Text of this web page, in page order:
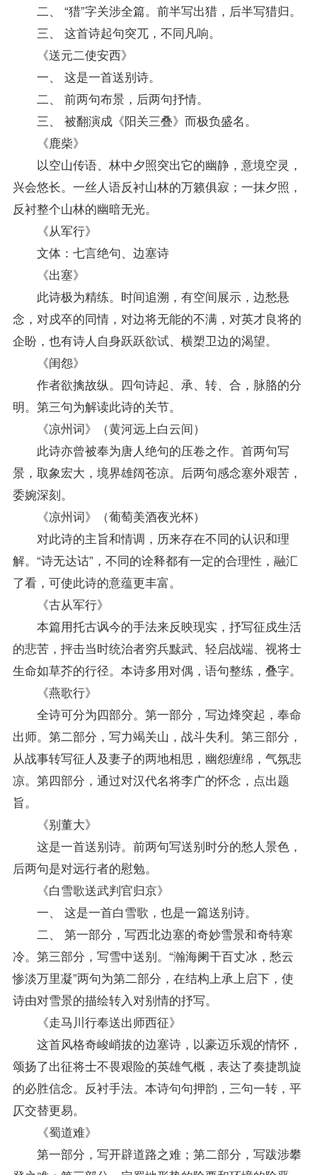
二、 “猎”字关涉全篇。前半写出猎，后半写猎归。
三、 这首诗起句突兀，不同凡响。
《送元二使安西》
一、 这是一首送别诗。
二、 前两句布景，后两句抒情。
三、 被翻演成《阳关三叠》而极负盛名。
《鹿柴》
以空山传语、林中夕照突出它的幽静，意境空灵，
兴会悠长。一丝人语反衬山林的万籁俱寂；一抹夕照，
反衬整个山林的幽暗无光。
《从军行》
文体：七言绝句、边塞诗
《出塞》
此诗极为精练。时间追溯，有空间展示，边愁悬
念，对戍卒的同情，对边将无能的不满，对英才良将的
企盼，也有诗人自身跃跃欲试、横槊卫边的渴望。
《闺怨》
作者欲擒故纵。四句诗起、承、转、合，脉胳的分
明。第三句为解读此诗的关节。
《凉州词》（黄河远上白云间）
此诗亦曾被奉为唐人绝句的压卷之作。首两句写
景，取象宏大，境界雄阔苍凉。后两句感念塞外艰苦，
委婉深刻。
《凉州词》（葡萄美酒夜光杯）
对此诗的主旨和情调，历来存在不同的认识和理
解。“诗无达诂”，不同的诠释都有一定的合理性，融汇
了看，可使此诗的意蕴更丰富。
《古从军行》
本篇用托古讽今的手法来反映现实，抒写征戍生活
的悲苦，抨击当时统治者穷兵黩武、轻启战端、视将士
生命如草芥的行径。本诗多用对偶，语句整练，叠字。
《燕歌行》
全诗可分为四部分。第一部分，写边烽突起，奉命
出师。第二部分，写力竭关山，战斗失利。第三部分，
从战事转写征人及妻子的两地相思，幽怨缠绵，气氛悲
凉。第四部分，通过对汉代名将李广的怀念，点出题
旨。
《别董大》
这是一首送别诗。前两句写送别时分的愁人景色，
后两句是对远行者的慰勉。
《白雪歌送武判官归京》
一、 这是一首白雪歌，也是一篇送别诗。
二、 第一部分，写西北边塞的奇妙雪景和奇特寒
冷。第三部分，写雪中送别。“瀚海阑干百丈冰，愁云
惨淡万里凝”两句为第二部分，在结构上承上启下，使
诗由对雪景的描绘转入对别情的抒写。
《走马川行奉送出师西征》
这首风格奇峻峭拔的边塞诗，以豪迈乐观的情怀，
颂扬了出征将士不畏艰险的英雄气概，表达了奏捷凯旋
的必胜信念。反衬手法。本诗句句押韵，三句一转，平
仄交替更易。
《蜀道难》
第一部分，写开辟道路之难；第二部分，写跋涉攀